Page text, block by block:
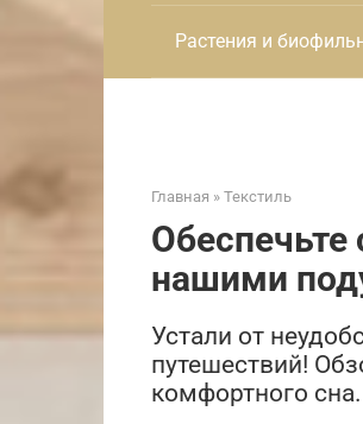
Растения и
Главная » Текстиль
нашими
Устали от
путешествий!
комфортного сна.